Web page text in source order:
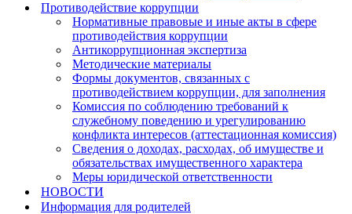
Противодействие коррупции
Нормативные правовые и иные акты в сфере
противодействия коррупции
Антикоррупционная экспертиза
Методические материалы
Формы документов, связанных с
противодействием коррупции, для заполнения
Комиссия по соблюдению требований к
служебному поведению и урегулированию
конфликта интересов (аттестационная комиссия)
Сведения о доходах, расходах, об имуществе и
обязательствах имущественного характера
Меры юридической ответственности
НОВОСТИ
Информация для родителей